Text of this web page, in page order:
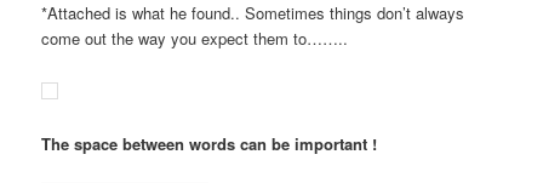
*Attached is what he found.. Sometimes things don’t always
come out the way you expect them to……..
The space between words can be important !